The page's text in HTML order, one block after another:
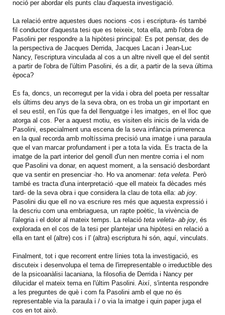
noció per abordar els punts clau d'aquesta investigació.
La relació entre aquestes dues nocions -cos i escriptura- és també
fil conductor d'aquesta tesi que es teixeix, tota ella, amb l'obra de
Pasolini per respondre a la hipòtesi principal: Es pot pensar, des de
la perspectiva de Jacques Derrida, Jacques Lacan i Jean-Luc
Nancy, l'escriptura vinculada al cos a un altre nivell que el del sentit
a partir de l'obra de l'últim Pasolini, és a dir, a partir de la seva última
època?
Es fa, doncs, un recorregut per la vida i obra del poeta per ressaltar
els últims deu anys de la seva obra, on es troba un gir important en
el seu estil, en l'ús que fa del llenguatge i les imatges, en el lloc que
atorga al cos. Per a aquest motiu, es visiten els inicis de la vida de
Pasolini, especialment una escena de la seva infància primerenca
en la qual recorda amb moltíssima precisió una imatge i una paraula
que el van marcar profundament i per a tota la vida. Es tracta de la
imatge de la part interior del genoll d'un nen mentre corria i el nom
que Pasolini va donar, en aquest moment, a la sensació desbordant
que va sentir en presenciar -ho. Ho va anomenar: teta veleta. Però
també es tracta d'una interpretació -que ell mateix fa dècades més
tard- de la seva obra i que considera la clau de tota ella: ab joy.
Pasolini diu que ell no va escriure res més que aquesta expressió i
la descriu com una embriaguesa, un rapte poètic, la vivència de
l'alegria i el dolor al mateix temps. La relació teta veleta- ab joy, és
explorada en el cos de la tesi per plantejar una hipòtesi en relació a
ella en tant el (altre) cos i l' (altra) escriptura hi són, aquí, vinculats.
Finalment, tot i que recorrent entre línies tota la investigació, es
discuteix i desenvolupa el tema de l'irrepresentable o irreductible des
de la psicoanàlisi lacaniana, la filosofia de Derrida i Nancy per
dilucidar el mateix tema en l'últim Pasolini. Així, s'intenta respondre
a les preguntes de què i com fa Pasolini amb el que no és
representable via la paraula i / o via la imatge i quin paper juga el
cos en tot això.